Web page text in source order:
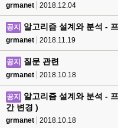
grmanet 2018.12.04
공지 알고리즘 설계와 분석 -
grmanet 2018.11.19
공지 질문 관련
grmanet 2018.10.18
공지
알고리즘 설계와 분석 -
간 변경 )
grmanet 2018.10.18